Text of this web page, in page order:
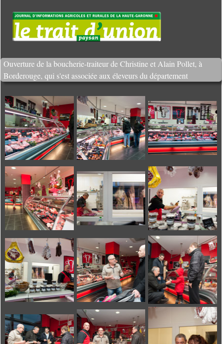
Ouverture de la boucherie-traiteur de Christine et Alain Pollet, à
Borderouge, qui s'est associée aux éleveurs du département